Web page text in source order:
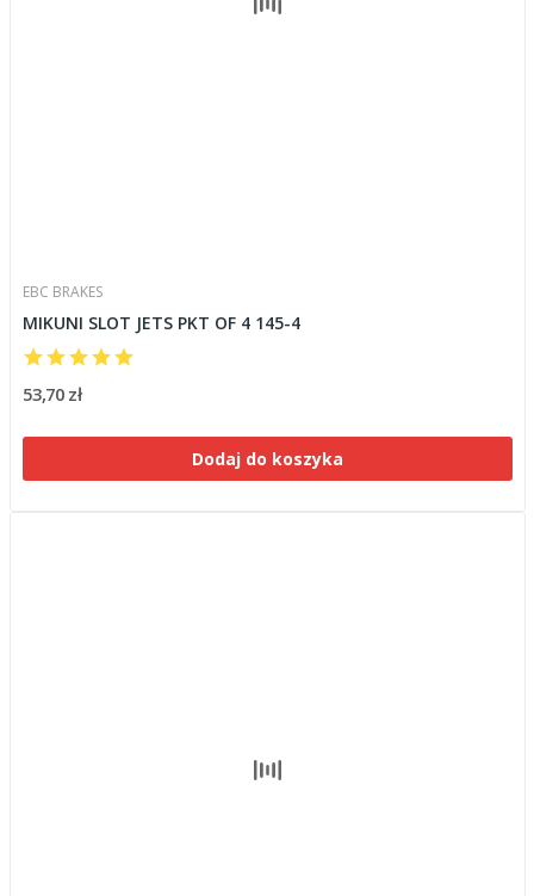
EBC BRAKES
MIKUNI SLOT JETS PKT OF 4 145-4
53,70 zł
Dodaj do koszyka